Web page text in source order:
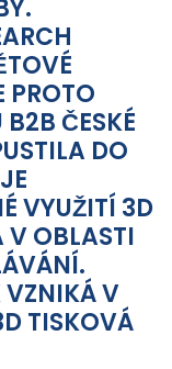
PROTO
ČESKÉ
DO
VYUŽITÍ 3D
V OBLASTI
VZNIKÁ V
TISKOVÁ